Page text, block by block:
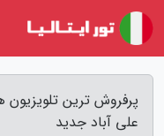
پرفروش ترین تلویزیون
علی آباد جدید